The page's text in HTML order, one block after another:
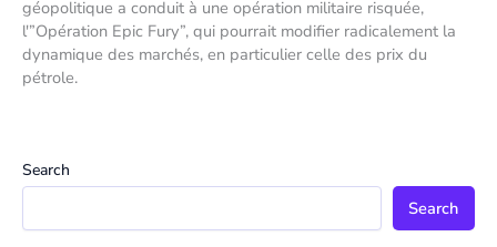
géopolitique a conduit à une opération militaire risquée,
l'”Opération Epic Fury”, qui pourrait modifier radicalement la
dynamique des marchés, en particulier celle des prix du
pétrole.
Search
Search